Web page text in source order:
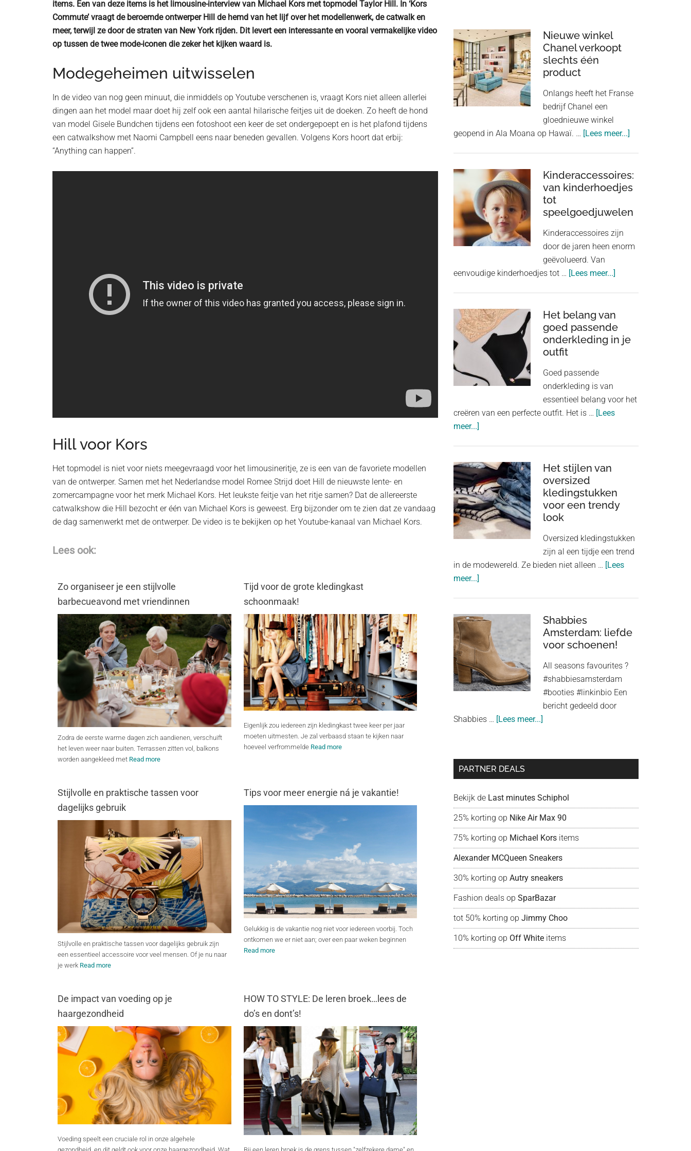
items. Een van deze items is het limousine-interview van Michael Kors met topmodel Taylor Hill. In ‘Kors
Commute’ vraagt de beroemde ontwerper Hill de hemd van het lijf over het modellenwerk, de catwalk en
meer, terwijl ze door de straten van New York rijden. Dit levert een interessante en vooral vermakelijke video
op tussen de twee mode-iconen die zeker het kijken waard is.
Modegeheimen uitwisselen
In de video van nog geen minuut, die inmiddels op Youtube verschenen is, vraagt Kors niet alleen allerlei
dingen aan het model maar doet hij zelf ook een aantal hilarische feitjes uit de doeken. Zo heeft de hond
van model Gisele Bundchen tijdens een fotoshoot een keer de set ondergepoept en is het plafond tijdens
een catwalkshow met Naomi Campbell eens naar beneden gevallen. Volgens Kors hoort dat erbij:
“Anything can happen”.
Hill voor Kors
Het topmodel is niet voor niets meegevraagd voor het limousineritje, ze is een van de favoriete modellen
van de ontwerper. Samen met het Nederlandse model Romee Strijd doet Hill de nieuwste lente- en
zomercampagne voor het merk Michael Kors. Het leukste feitje van het ritje samen? Dat de allereerste
catwalkshow die Hill bezocht er één van Michael Kors is geweest. Erg bijzonder om te zien dat ze vandaag
de dag samenwerkt met de ontwerper. De video is te bekijken op het Youtube-kanaal van Michael Kors.
Lees ook:
Zo organiseer je een stijlvolle
barbecueavond met vriendinnen
Zodra de eerste warme dagen zich aandienen, verschuift
het leven weer naar buiten. Terrassen zitten vol, balkons
worden aangekleed met Read more
Tijd voor de grote kledingkast
schoonmaak!
Eigenlijk zou iedereen zijn kledingkast twee keer per jaar
moeten uitmesten. Je zal verbaasd staan te kijken naar
hoeveel verfrommelde Read more
Stijlvolle en praktische tassen voor
dagelijks gebruik
Stijlvolle en praktische tassen voor dagelijks gebruik zijn
een essentieel accessoire voor veel mensen. Of je nu naar
je werk Read more
Tips voor meer energie ná je vakantie!
Gelukkig is de vakantie nog niet voor iedereen voorbij. Toch
ontkomen we er niet aan; over een paar weken beginnen
Read more
De impact van voeding op je
haargezondheid
Voeding speelt een cruciale rol in onze algehele
HOW TO STYLE: De leren broek…lees de
do’s en dont’s!
Nieuwe winkel
Chanel verkoopt
slechts één
product
Onlangs heeft het Franse
bedrijf Chanel een
gloednieuwe winkel
geopend in Ala Moana op Hawaï. … [Lees meer...]
Chanel
verkoopt
één
Kinderaccessoires:
van kinderhoedjes
tot
speelgoedjuwelen
Kinderaccessoires zijn
door de jaren heen enorm
geëvolueerd. Van
eenvoudige kinderhoedjes tot … [Lees meer...]
kinderhoedjes
tot
speelgoedjuwelen
Het belang van
goed passende
onderkleding in je
outfit
Goed passende
onderkleding is van
essentieel belang voor het
creëren van een perfecte outfit. Het is … [Lees
meer...]
van
goed
passende
onderkleding
in
je
Het stijlen van
oversized
kledingstukken
voor een trendy
look
Oversized kledingstukken
zijn al een tijdje een trend
in de modewereld. Ze bieden niet alleen … [Lees
meer...]
van
oversized
kledingstukken
voor
een
trendy
Shabbies
Amsterdam: liefde
voor schoenen!
All seasons favourites ?
#shabbiesamsterdam
#booties #linkinbio Een
bericht gedeeld door
Shabbies … [Lees meer...]
liefde
PARTNER DEALS
Bekijk de Last minutes Schiphol
25% korting op Nike Air Max 90
75% korting op Michael Kors items
Alexander MCQueen Sneakers
30% korting op Autry sneakers
Fashion deals op SparBazar
tot 50% korting op Jimmy Choo
10% korting op Off White items